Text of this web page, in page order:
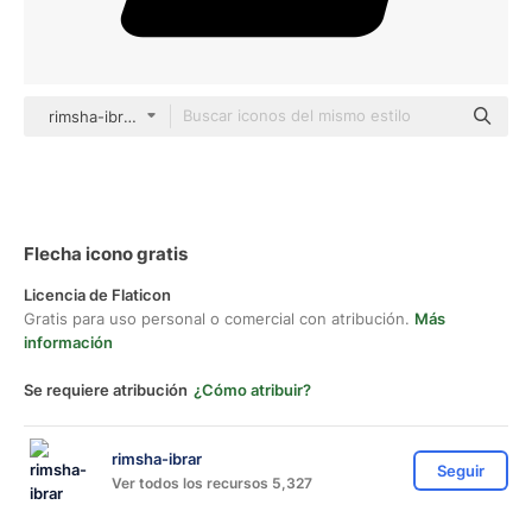
rimsha-ibrar Others
Flecha icono gratis
Licencia de Flaticon
Gratis para uso personal o comercial con atribución. Más
información
Se requiere atribución ¿Cómo atribuir?
rimsha-ibrar
Ver todos los recursos 5,327
Seguir